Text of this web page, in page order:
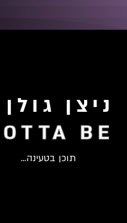
ניצן גולן
BE
תוכן בטעינה...